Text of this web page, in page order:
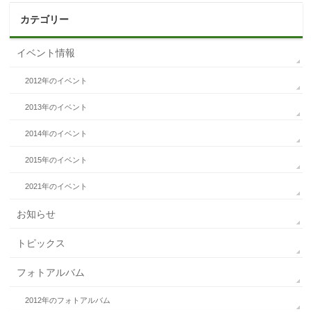
カテゴリー
イベント情報
2012年のイベント
2013年のイベント
2014年のイベント
2015年のイベント
2021年のイベント
お知らせ
トピックス
フォトアルバム
2012年のフォトアルバム